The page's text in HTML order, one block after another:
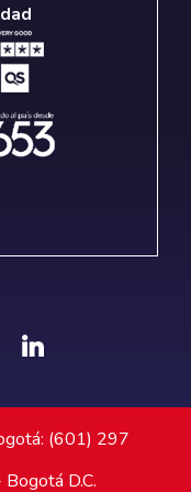
(601) 297
D.C.